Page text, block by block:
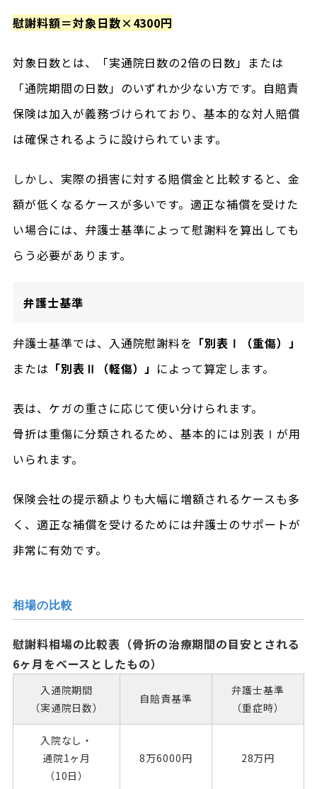
慰謝料額＝対象日数×4300円
対象日数とは、「実通院日数の2倍の日数」または
「通院期間の日数」のいずれか少ない方です。自賠責
保険は加入が義務づけられており、基本的な対人賠償
は確保されるように設けられています。
しかし、実際の損害に対する賠償金と比較すると、金
額が低くなるケースが多いです。適正な補償を受けた
い場合には、弁護士基準によって慰謝料を算出しても
らう必要があります。
弁護士基準
弁護士基準では、入通院慰謝料を 「別表Ⅰ（重傷）」
または 「別表Ⅱ（軽傷）」 によって算定します。
表は、ケガの重さに応じて使い分けられます。
骨折は重傷に分類されるため、基本的には別表Ⅰが用
いられます。
保険会社の提示額よりも大幅に増額されるケースも多
く、適正な補償を受けるためには弁護士のサポートが
非常に有効です。
相場の比較
慰謝料相場の比較表（骨折の治療期間の目安とされる
6ヶ月をベースとしたもの）
入通院期間
（実通院日数）
自賠責基準
弁護士基準
（重症時）
入院なし・
通院1ヶ月
（10日）
8万6000円 28万円